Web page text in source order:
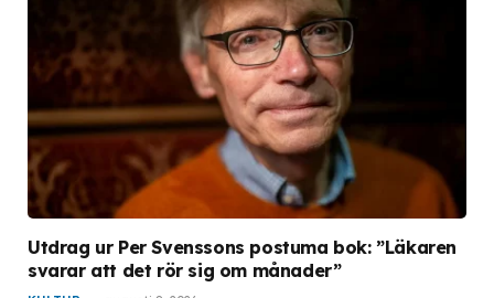
Utdrag ur Per Svenssons postuma bok: ”Läkaren
svarar att det rör sig om månader”